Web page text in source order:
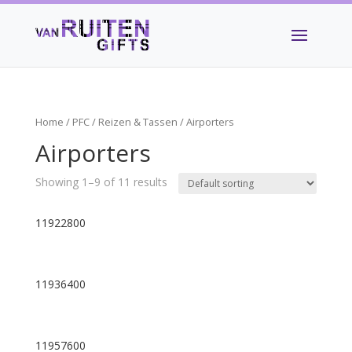
Home / PFC/ Reizen & Tassen / Airporters
Airporters
Showing 1–9 of 11 results
11922800
11936400
11957600